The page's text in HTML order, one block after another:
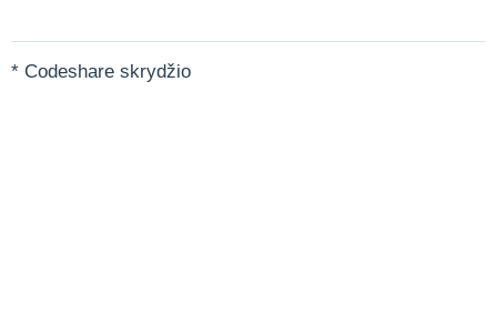
* Codeshare skrydžio